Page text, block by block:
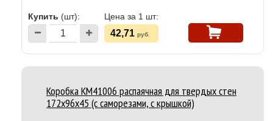
Купить (шт): Цена за 1 шт:
42,71 руб.
Коробка КМ41006 распаячная для твердых стен
172x96x45 (с саморезами, с крышкой)